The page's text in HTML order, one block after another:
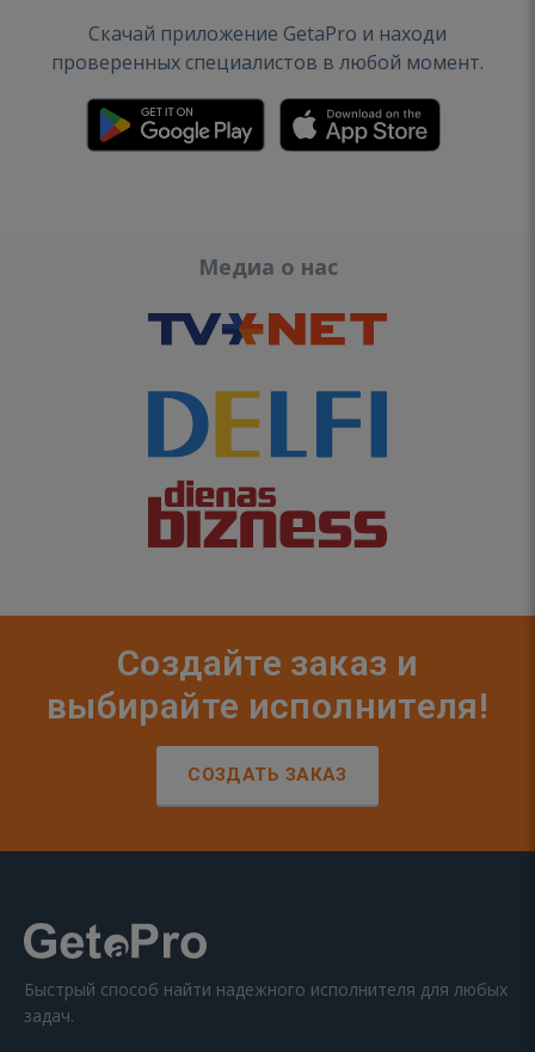
Скачай приложение GetaPro и находи
проверенных специалистов в любой момент.
Медиа о нас
Создайте заказ и
выбирайте исполнителя!
СОЗДАТЬ ЗАКАЗ
Быстрый способ найти надежного исполнителя для любых
задач.